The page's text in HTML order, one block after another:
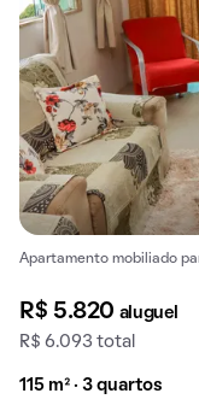
Apartamento mobiliado
R$ 5.820 aluguel
R$ 6.093 total
115 m² · 3 quartos